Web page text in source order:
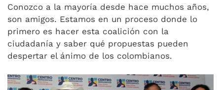
Conozco a la mayoría desde hace muchos años,
son amigos. Estamos en un proceso donde lo
primero es hacer esta coalición con la
ciudadanía y saber qué propuestas pueden
despertar el ánimo de los colombianos.